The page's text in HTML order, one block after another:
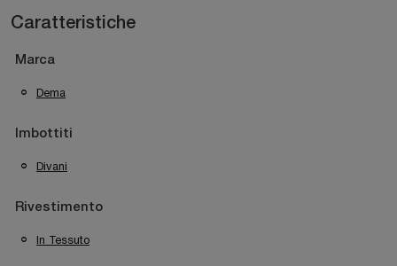
Caratteristiche
Marca
Dema
Imbottiti
Divani
Rivestimento
In Tessuto